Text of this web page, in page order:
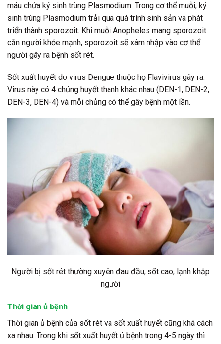
máu chứa ký sinh trùng Plasmodium. Trong cơ thể muỗi, ký
sinh trùng Plasmodium trải qua quá trình sinh sản và phát
triển thành sporozoit. Khi muỗi Anopheles mang sporozoit
cắn người khỏe mạnh, sporozoit sẽ xâm nhập vào cơ thể
người gây ra bệnh sốt rét.
Sốt xuất huyết do virus Dengue thuộc họ Flavivirus gây ra.
Virus này có 4 chủng huyết thanh khác nhau (DEN-1, DEN-2,
DEN-3, DEN-4) và mỗi chủng có thể gây bệnh một lần.
Người bị sốt rét thường xuyên đau đầu, sốt cao, lạnh khắp
người
Thời gian ủ bệnh
Thời gian ủ bệnh của sốt rét và sốt xuất huyết cũng khá cách
xa nhau. Trong khi sốt xuất huyết ủ bệnh trong 4-5 ngày thì